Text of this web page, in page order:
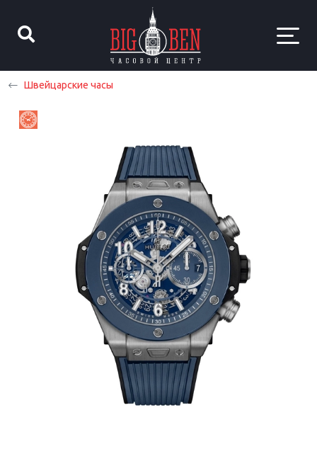
Швейцарские часы